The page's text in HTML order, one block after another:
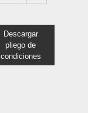
Descargar
pliego de
condiciones